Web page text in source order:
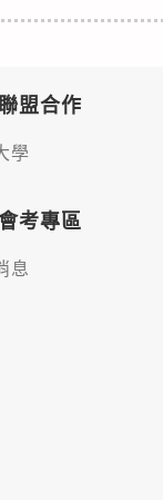
盟合作
學
考專區
息